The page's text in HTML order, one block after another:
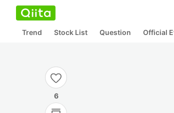
Trend Stock List Question Official
6